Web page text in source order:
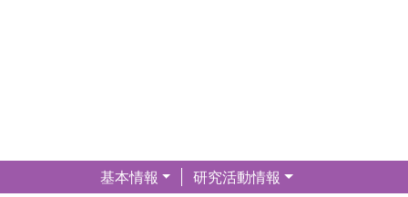
基本情報 研究活動情報